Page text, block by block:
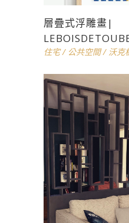
層疊式浮雕畫|
住宅/ 公共空間/ 沃克